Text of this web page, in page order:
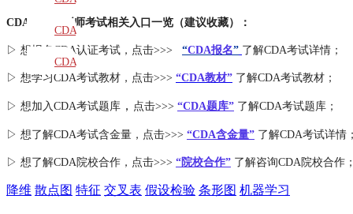
CDA数据分析师考试相关入口一览（建议收藏）：
▷ 想报名CDA认证考试，点击>>> “CDA报名” 了解CDA考试详情；
▷ 想学习CDA考试教材，点击>>> “CDA教材” 了解CDA考试教材；
▷ 想加入CDA考试题库 ， 点击>>> “CDA题库” 了解CDA考试题库；
▷ 想了解CDA考试含金量 ，点击>>> “CDA含金量” 了解CDA考试详情
▷ 想了解CDA院校合作 ，点击>>> “院校合作” 了解咨询CDA院校合作
降维 散点图 特征 交叉表 假设检验 条形图 机器学习
教材
CDA
题库
CDA